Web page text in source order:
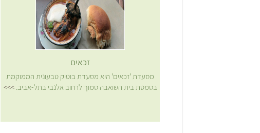
זכאים
מסעדת 'זכאים' היא מסעדת בוטיק טבעונית הממוקמת
בסמטת בית השואבה סמוך לרחוב אלנבי בתל-אביב.>>>